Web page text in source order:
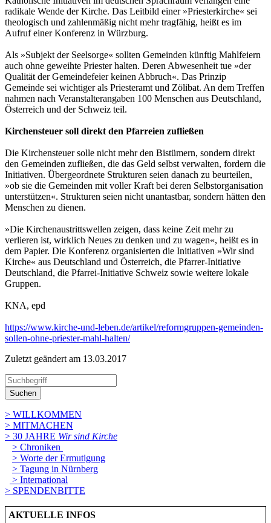
radikale Wende der Kirche. Das Leitbild einer »Priesterkirche« sei
theologisch und zahlenmäßig nicht mehr tragfähig, heißt es im
Aufruf einer Konferenz in Würzburg.
Als »Subjekt der Seelsorge« sollten Gemeinden künftig Mahlfeiern
auch ohne geweihte Priester halten. Deren Abwesenheit tue »der
Qualität der Gemeindefeier keinen Abbruch«. Das Prinzip
Gemeinde sei wichtiger als Priesteramt und Zölibat. An dem Treffen
nahmen nach Veranstalterangaben 100 Menschen aus Deutschland,
Österreich und der Schweiz teil.
Kirchensteuer soll direkt den Pfarreien zufließen
Die Kirchensteuer solle nicht mehr den Bistümern, sondern direkt
den Gemeinden zufließen, die das Geld selbst verwalten, fordern die
Initiativen. Übergeordnete Strukturen seien danach zu beurteilen,
»ob sie die Gemeinden mit voller Kraft bei deren Selbstorganisation
unterstützen«. Strukturen seien nicht unantastbar, sondern hätten den
Menschen zu dienen.
»Die Kirchenaustrittswellen zeigen, dass keine Zeit mehr zu
verlieren ist, wirklich Neues zu denken und zu wagen«, heißt es in
dem Papier. Die Konferenz organisierten die Initiativen »Wir sind
Kirche« aus Deutschland und Österreich, die Pfarrer-Initiative
Deutschland, die Pfarrei-Initiative Schweiz sowie weitere lokale
Gruppen.
KNA, epd
https://www.kirche-und-leben.de/artikel/reformgruppen-gemeinden-
sollen-ohne-priester-mahl-halten/
Zuletzt geändert am 13­.03.2017
Suchen
> WILLKOMMEN
> MITMACHEN
> 30 JAHRE Wir sind Kirche
> Chroniken
> Worte der Ermutigung
> Tagung in Nürnberg
> International
> SPENDENBITTE
AKTUELLE INFOS